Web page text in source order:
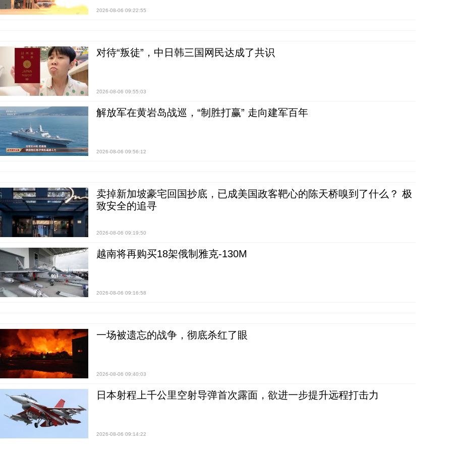
2026-08-06 09:22:55
对待“叛徒”，中日韩三国网民达成了共识
2026-08-06 09:55:03
解放军在黄岩岛战巡，“制胜打赢” 走向建军百年
2026-08-06 09:56:12
卖掉新加坡豪宅回国抄底，已成美国政客靶心的陈天桥嗅到了什么？ 极
致安全的追寻
2026-08-06 09:19:50
越南将再购买18架俄制雅克-130M
2026-08-06 09:16:58
一场被遗忘的战争，彻底杀红了眼
2026-08-06 09:40:03
日本射程上千公里空射导弹首次露面，欲进一步提升远程打击力
2026-08-06 09:14:22